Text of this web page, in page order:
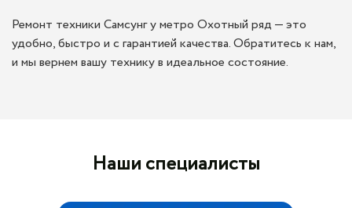
Ремонт техники Самсунг у метро Охотный ряд — это
удобно, быстро и с гарантией качества. Обратитесь к нам,
и мы вернем вашу технику в идеальное состояние.
Наши специалисты